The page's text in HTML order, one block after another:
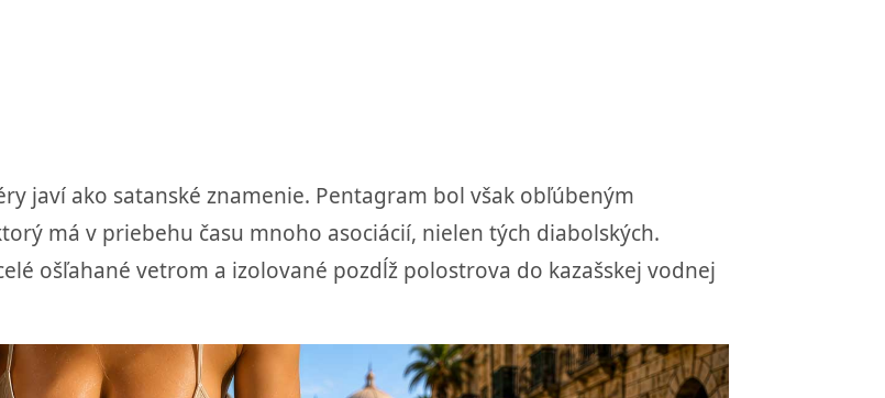
javí ako satanské znamenie. Pentagram bol však obľúbeným
má v priebehu času mnoho asociácií, nielen tých diabolských.
ošľahané vetrom a izolované pozdĺž polostrova do kazašskej vodnej